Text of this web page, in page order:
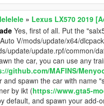
» Lexus LX570 2019
Yes, first of all. Put the
V/mods/update/x64/
update/update.rpf/common/
the car, you can use any
github.com/MAFINS/
and spawn the car with name
by ikt (https://www.gta5-
default, and spawn your add-